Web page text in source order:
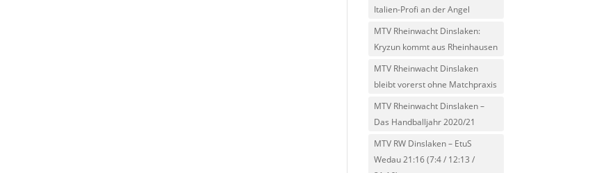
Italien-Profi an der Angel
MTV Rheinwacht Dinslaken:
Kryzun kommt aus Rheinhausen
MTV Rheinwacht Dinslaken
bleibt vorerst ohne Matchpraxis
MTV Rheinwacht Dinslaken –
Das Handballjahr 2020/21
MTV RW Dinslaken – EtuS
Wedau 21:16 (7:4 / 12:13 /